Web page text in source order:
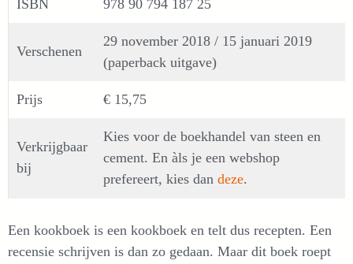
ISBN 978 90 794 187 25
Verschenen
29 november 2018 / 15 januari 2019
(paperback uitgave)
Prijs € 15,75
Verkrijgbaar
bij
Kies voor de boekhandel van steen en
cement. En àls je een webshop
prefereert, kies dan deze.
Een kookboek is een kookboek en telt dus recepten. Een
recensie schrijven is dan zo gedaan. Maar dit boek roept